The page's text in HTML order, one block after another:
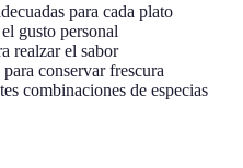
para cada plato
gusto personal
realzar el sabor
conservar frescura
combinaciones de especias